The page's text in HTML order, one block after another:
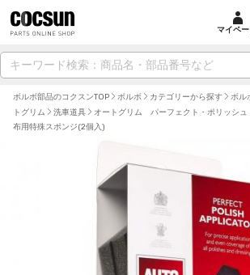
マイペ
ボルボ部品のコクスンTOP ボルボ カテゴリーから探す ボル
トグリム
洗車道具
オートグリム パーフェクト・ポリッシ
布用特殊スポンジ(2個入)